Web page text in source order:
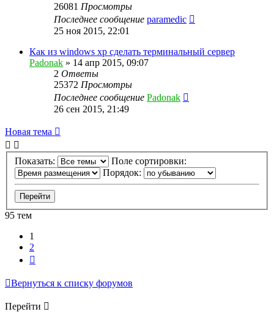
26081 Просмотры
Последнее сообщение paramedic
25 ноя 2015, 22:01
Как из windows xp сделать терминальный сервер
Padonak » 14 апр 2015, 09:07
2 Ответы
25372 Просмотры
Последнее сообщение Padonak
26 сен 2015, 21:49
Новая тема
Показать:
Поле сортировки:
Порядок:
95 тем
1
2
Вернуться к списку форумов
Перейти